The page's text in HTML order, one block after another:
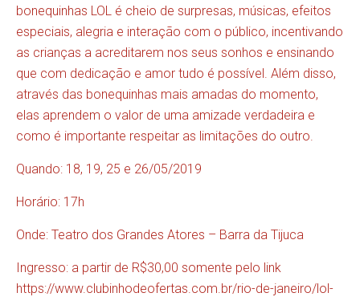
bonequinhas LOL é cheio de surpresas, músicas, efeitos
especiais, alegria e interação com o público, incentivando
as crianças a acreditarem nos seus sonhos e ensinando
que com dedicação e amor tudo é possível. Além disso,
através das bonequinhas mais amadas do momento,
elas aprendem o valor de uma amizade verdadeira e
como é importante respeitar as limitações do outro.
Quando: 18, 19, 25 e 26/05/2019
Horário: 17h
Onde: Teatro dos Grandes Atores – Barra da Tijuca
Ingresso: a partir de R$30,00 somente pelo link
https://www.clubinhodeofertas.com.br/rio-de-janeiro/lol-